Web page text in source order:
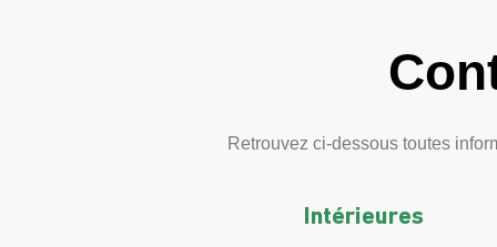
Retrouvez ci-dessous toutes
Intérieures